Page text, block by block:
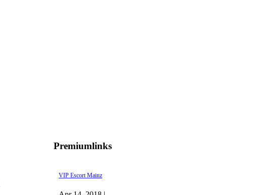
Premiumlinks
VIP Escort Mainz